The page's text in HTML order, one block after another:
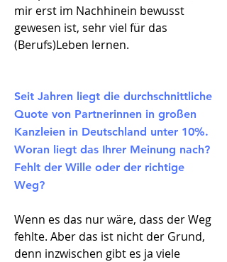
mir erst im Nachhinein bewusst
gewesen ist, sehr viel für das
(Berufs)Leben lernen.
Seit Jahren liegt die durchschnittliche
Quote von Partnerinnen in großen
Kanzleien in Deutschland unter 10%.
Woran liegt das Ihrer Meinung nach?
Fehlt der Wille oder der richtige
Weg?
Wenn es das nur wäre, dass der Weg
fehlte. Aber das ist nicht der Grund,
denn inzwischen gibt es ja viele